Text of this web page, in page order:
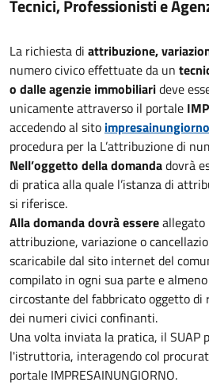
Tecnici, Professionisti e
La richiesta di attribuzione,
numero civico effettuate da un
o dalle agenzie immobiliarideve
unicamente attraverso il portale
accedendo al sito
procedura per la L’attribuzione di
Nell’oggetto della domandadovrà
di pratica alla quale l’istanza di
si riferisce.
Alla domanda dovrà essereallegato
attribuzione, variazione o
scaricabile dal sito internet del
compilato in ogni sua parte e
circostante del fabbricato oggetto di
dei numeri civici confinanti.
Una volta inviata la pratica, il SUAP
l'istruttoria, interagendo col
portale IMPRESAINUNGIORNO.